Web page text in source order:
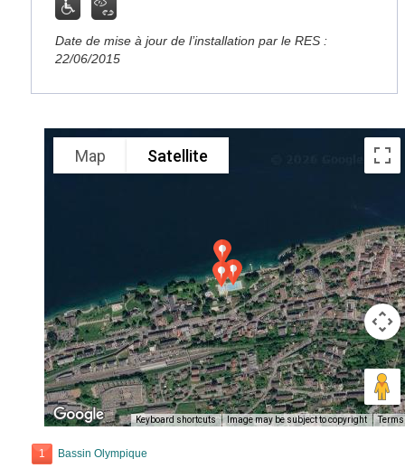
Date de mise à jour de l’installation par le RES :
22/06/2015
Map Satellite
Keyboard shortcuts Image may be subject to copyright Terms
1 Bassin Olympique